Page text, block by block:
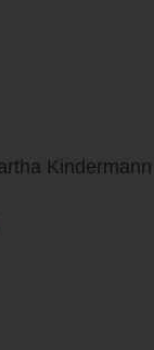
Kindermann